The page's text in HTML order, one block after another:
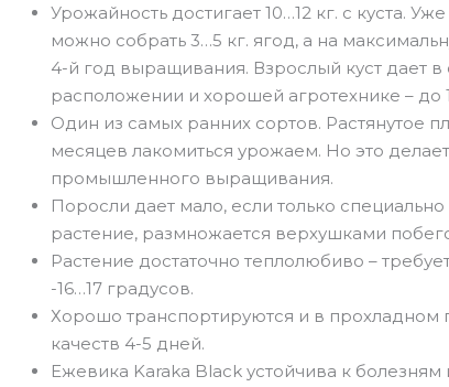
Урожайность достигает 10…12 кг. с куста.
можно собрать 3…5 кг. ягод, а на
4-й год выращивания. Взрослый куст дает
расположении и хорошей агротехнике – до
Один из самых ранних сортов. Растянутое
месяцев лакомиться урожаем. Но это
промышленного выращивания.
Поросли дает мало, если только
растение, размножается верхушками
Растение достаточно теплолюбиво –
-16…17 градусов.
Хорошо транспортируются и в прохладном
качеств 4-5 дней.
Ежевика Karaka Black устойчива к болезням